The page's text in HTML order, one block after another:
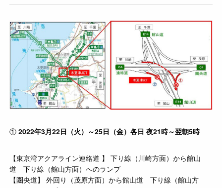
①2022年3月22日（火）～25日（金）各日 夜21時～翌朝5時
【東京湾アクアライン連絡道 】 下り線（川崎方面）から館山
道 下り線（館山方面）へのランプ
【圏央道】 外回り（茂原方面）から館山道 下り線（館山方